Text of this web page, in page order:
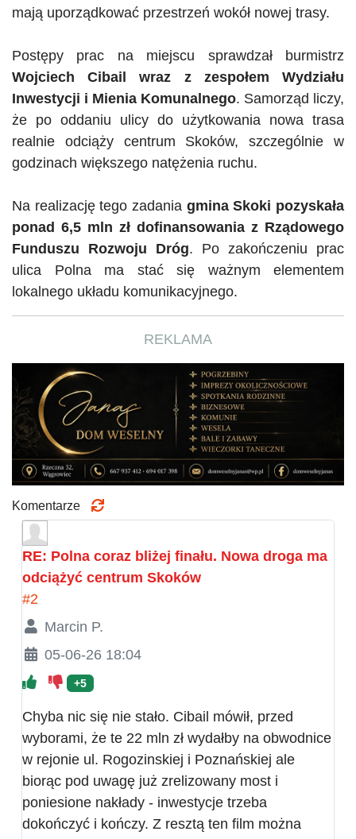
mają uporządkować przestrzeń wokół nowej trasy.
Postępy prac na miejscu sprawdzał burmistrz
WojciechCibail wraz z zespołem Wydziału
Inwestycji i Mienia Komunalnego. Samorząd liczy,
że po oddaniu ulicy do użytkowania nowa trasa
realnie odciąży centrum Skoków, szczególnie w
godzinach większego natężenia ruchu.
Na realizację tego zadania gmina Skoki pozyskała
ponad 6,5 mln zł dofinansowania z Rządowego
Funduszu Rozwoju Dróg. Po zakończeniu prac
ulica Polna ma stać się ważnym elementem
lokalnego układu komunikacyjnego.
REKLAMA
Komentarze
RE: Polna coraz bliżej finału. Nowa droga ma
odciążyć centrum Skoków
#2
Marcin P.
05-06-26 18:04
+5
Chyba nic się nie stało. Cibail mówił, przed
wyborami, że te 22 mln zł wydałby na obwodnice
w rejonie ul. Rogozinskiej i Poznańskiej ale
biorąc pod uwagę już zrelizowany most i
poniesione nakłady - inwestycje trzeba
dokończyć i kończy. Z resztą ten film można